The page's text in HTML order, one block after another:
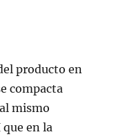
producto en
compacta
mismo
en la